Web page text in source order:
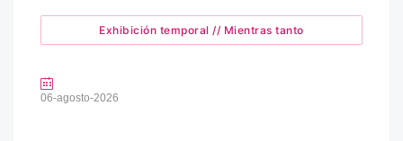
Exhibición temporal // Mientras tanto
06-agosto-2026